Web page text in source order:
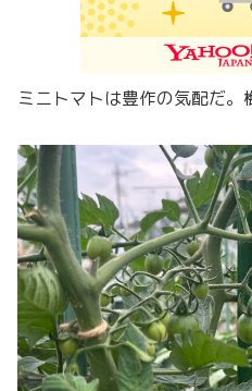
ミニトマトは豊作の気配だ。